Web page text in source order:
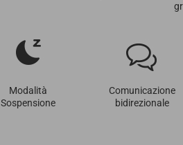
Modalità
Sospensione
Comunicazione
bidirezionale